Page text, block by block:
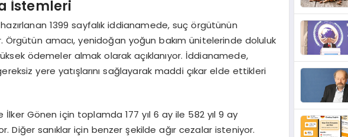
İstemleri
1399 sayfalık iddianamede, suç örgütünün
Örgütün amacı, yenidoğan yoğun bakım ünitelerinde doluluk
ödemeler almak olarak açıklanıyor. İddianamede,
yere yatışlarını sağlayarak maddi çıkar elde ettikleri
İlker Gönen için toplamda 177 yıl 6 ay ile 582 yıl 9 ay
Diğer sanıklar için benzer şekilde ağır cezalar isteniyor.